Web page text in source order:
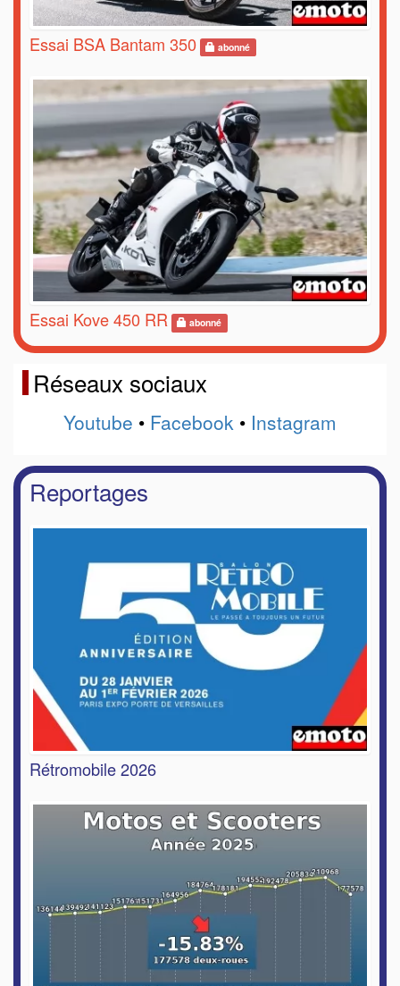
Essai BSA Bantam 350 abonné
Essai Kove 450 RR abonné
Réseaux sociaux
Youtube • Facebook • Instagram
Reportages
Rétromobile 2026